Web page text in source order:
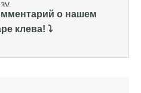
и теперь всегда
рыба.
о нашем
клева! ⤵️